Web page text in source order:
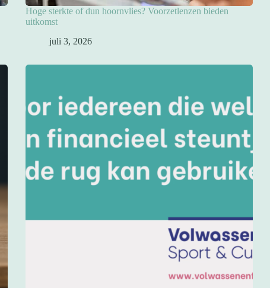
Hoge sterkte of dun hoornvlies? Voorzetlenzen bieden
uitkomst
juli 3, 2026